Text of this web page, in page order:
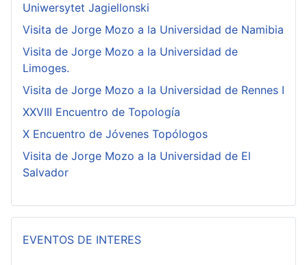
Uniwersytet Jagiellonski
Visita de Jorge Mozo a la Universidad de Namibia
Visita de Jorge Mozo a la Universidad de
Limoges.
Visita de Jorge Mozo a la Universidad de Rennes I
XXVIII Encuentro de Topología
X Encuentro de Jóvenes Topólogos
Visita de Jorge Mozo a la Universidad de El
Salvador
EVENTOS DE INTERES